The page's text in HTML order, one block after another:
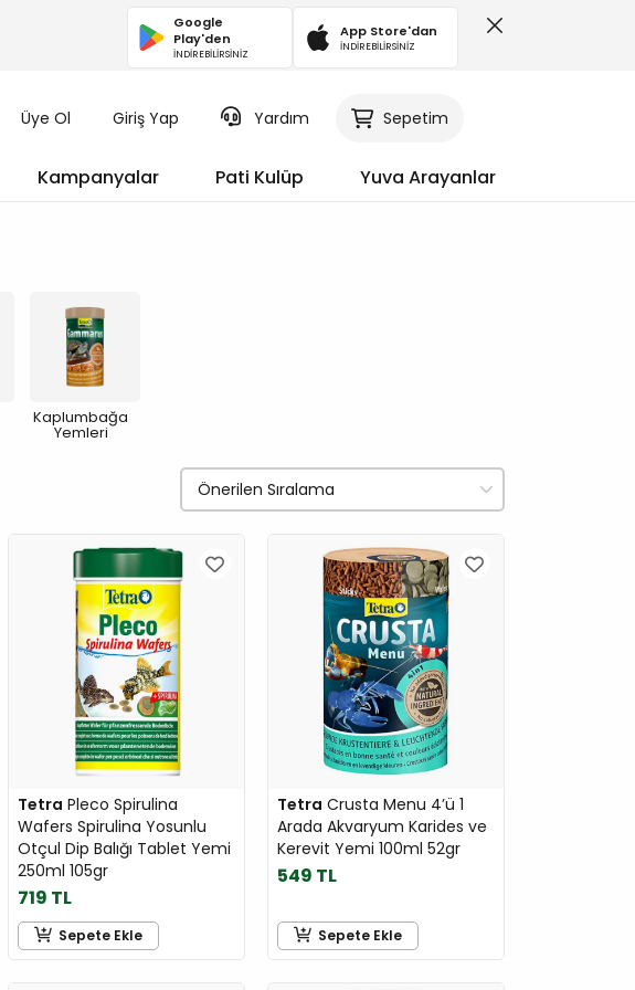
Google
Play'den
İNDİREBİLİRSİNİZ
App Store'dan
İNDİREBİLİRSİNİZ
Üye Ol Giriş Yap Yardım Sepetim
Kampanyalar Pati Kulüp Yuva Arayanlar
Kaplumbağa
Yemleri
Tetra Pleco Spirulina
Wafers Spirulina Yosunlu
Otçul Dip Balığı Tablet Yemi
250ml 105gr
719 TL
Sepete Ekle
Tetra Crusta Menu 4’ü 1
Arada Akvaryum Karides ve
Kerevit Yemi 100ml 52gr
549 TL
Sepete Ekle